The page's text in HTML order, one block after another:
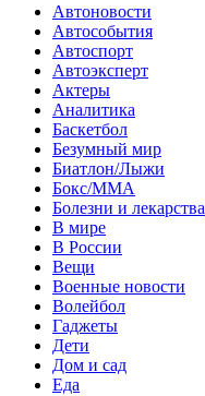
Автоновости
Автособытия
Автоспорт
Автоэксперт
Актеры
Аналитика
Баскетбол
Безумный мир
Биатлон/Лыжи
Бокс/MMA
Болезни и лекарства
В мире
В России
Вещи
Военные новости
Волейбол
Гаджеты
Дети
Дом и сад
Еда